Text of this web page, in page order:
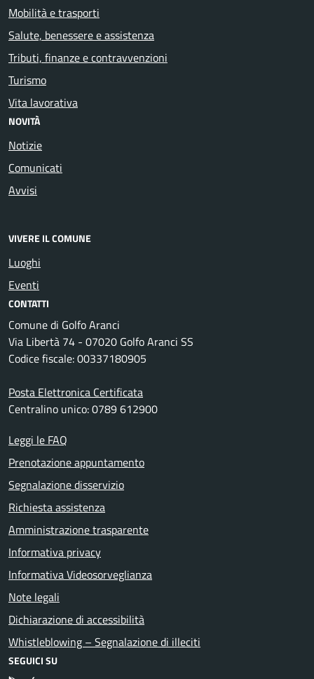
Mobilità e trasporti
Salute, benessere e assistenza
Tributi, finanze e contravvenzioni
Turismo
Vita lavorativa
NOVITÀ
Notizie
Comunicati
Avvisi
VIVERE IL COMUNE
Luoghi
Eventi
CONTATTI
Comune di Golfo Aranci
Via Libertà 74 - 07020 Golfo Aranci SS
Codice fiscale: 00337180905
Posta Elettronica Certificata
Centralino unico: 0789 612900
Leggi le FAQ
Prenotazione appuntamento
Segnalazione disservizio
Richiesta assistenza
Amministrazione trasparente
Informativa privacy
Informativa Videosorveglianza
Note legali
Dichiarazione di accessibilità
Whistleblowing – Segnalazione di illeciti
SEGUICI SU